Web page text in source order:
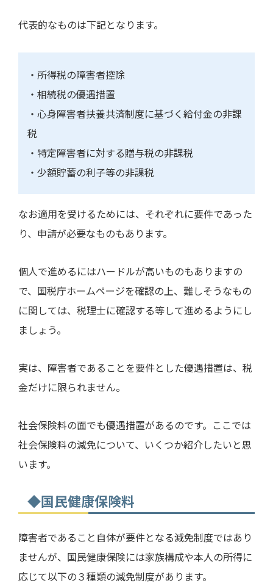
代表的なものは下記となります。
・所得税の障害者控除
・相続税の優遇措置
・心身障害者扶養共済制度に基づく給付金の非課
税
・特定障害者に対する贈与税の非課税
・少額貯蓄の利子等の非課税
なお適用を受けるためには、それぞれに要件であった
り、申請が必要なものもあります。
個人で進めるにはハードルが高いものもありますの
で、国税庁ホームページを確認の上、難しそうなもの
に関しては、税理士に確認する等して進めるようにし
ましょう。
実は、障害者であることを要件とした優遇措置は、税
金だけに限られません。
社会保険料の面でも優遇措置があるのです。ここでは
社会保険料の減免について、いくつか紹介したいと思
います。
◆国民健康保険料
障害者であること自体が要件となる減免制度ではあり
ませんが、国民健康保険には家族構成や本人の所得に
応じて以下の３種類の減免制度があります。